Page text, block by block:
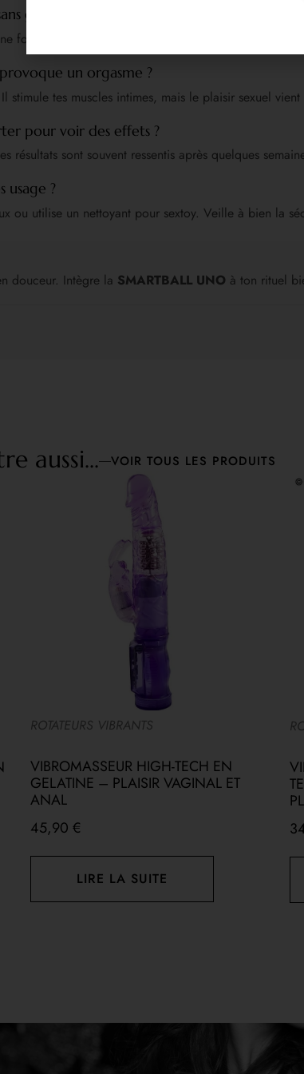
gêne ?
fois insérée et n’émet aucune vibration perceptible de
un orgasme ?
stimule tes muscles intimes, mais le plaisir sexuel
pour voir des effets ?
résultats sont souvent ressentis après quelques
usage ?
ou utilise un nettoyant pour sextoy. Veille à bien la
douceur. Intègre la SMARTBALL UNO à ton rituel
aussi... VOIR TOUS LES PRODUITS
ROTATEURS VIBRANTS
VIBROMASSEUR HIGH-TECH EN
GELATINE – PLAISIR VAGINAL ET
ANAL
45,90 €
LIRE LA SUITE